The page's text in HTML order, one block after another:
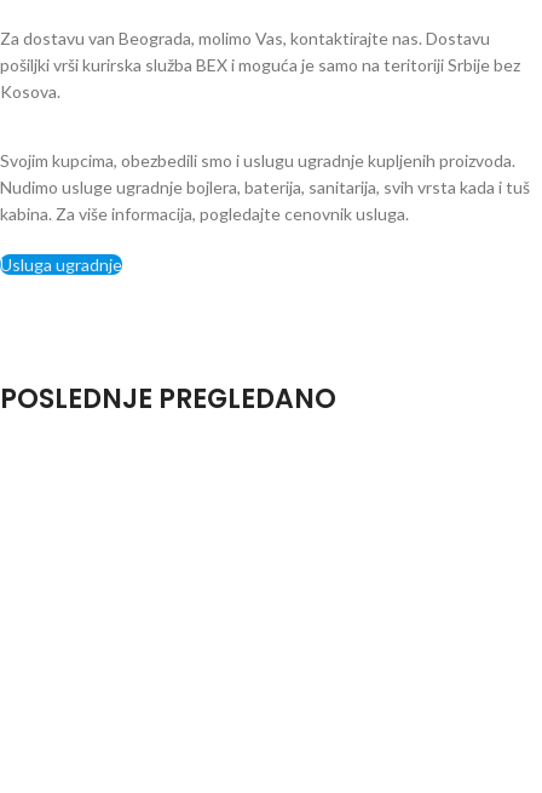
Za dostavu van Beograda, molimo Vas, kontaktirajte nas. Dostavu
pošiljki vrši kurirska služba BEX i moguća je samo na teritoriji Srbije bez
Kosova.
Svojim kupcima, obezbedili smo i uslugu ugradnje kupljenih proizvoda.
Nudimo usluge ugradnje bojlera, baterija, sanitarija, svih vrsta kada i tuš
kabina. Za više informacija, pogledajte cenovnik usluga.
Usluga ugradnje
POSLEDNJE PREGLEDANO